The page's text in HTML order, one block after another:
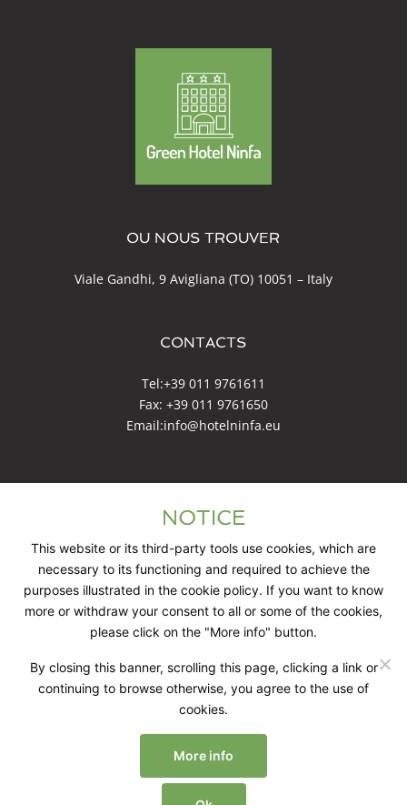
OU NOUS TROUVER
Viale Gandhi, 9 Avigliana (TO) 10051 – Italy
CONTACTS
Tel:+39 011 9761611
Fax: +39 011 9761650
Email:info@hotelninfa.eu
SOCIAL NETWORK
All rights reserved 2023 © Green hotel Ninfa |
Privacy Policy| P.Iva 12874830016 | Powered by
NOTICE
This website or its third-party tools use cookies, which are
necessary to its functioning and required to achieve the
purposes illustrated in the cookie policy. If you want to know
more or withdraw your consent to all or some of the cookies,
please click on the "More info" button.
By closing this banner, scrolling this page, clicking a link or
continuing to browse otherwise, you agree to the use of
cookies.
More info